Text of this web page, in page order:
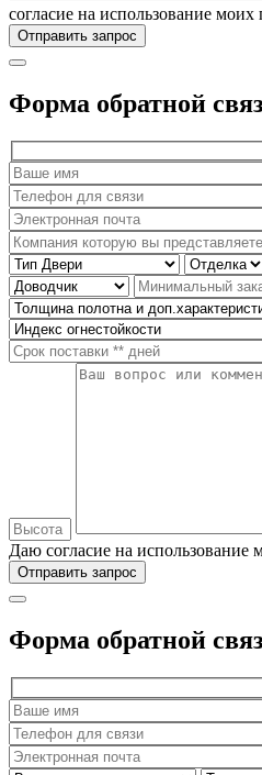
согласие на использование
Форма обратной
Даю согласие на
Форма обратной